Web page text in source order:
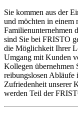
Sie kommen aus der
und möchten in einem
Familienunternehmen
sind Sie bei FRISTO
die Möglichkeit Ihrer
Umgang mit Kunden
Kollegen übernehmen
reibungslosen Abläufe
Zufriedenheit unserer
werden Teil der